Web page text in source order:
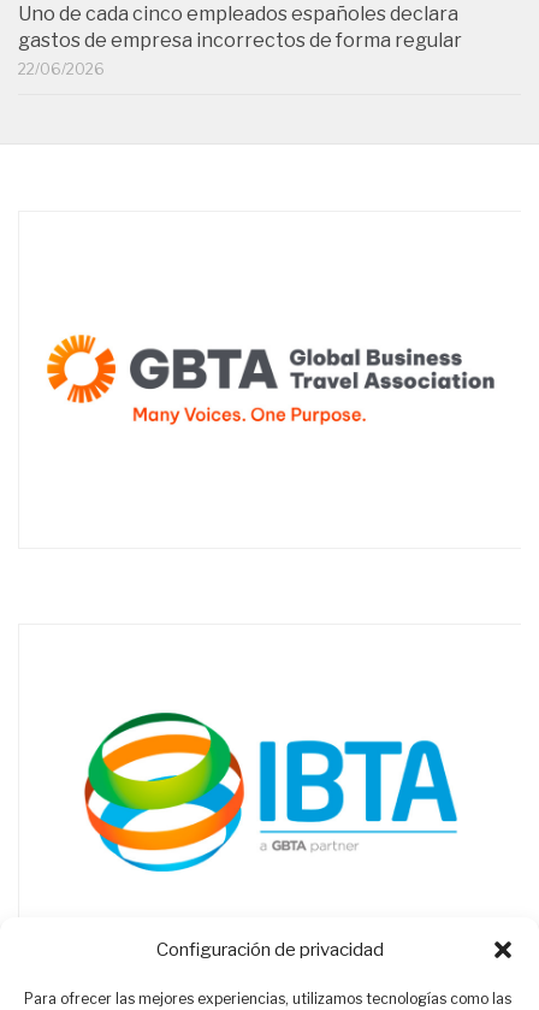
Configuración de privacidad
Para ofrecer las mejores experiencias, utilizamos tecnologías como las
Uno de cada cinco empleados españoles declara
gastos de empresa incorrectos de forma regular
22/06/2026